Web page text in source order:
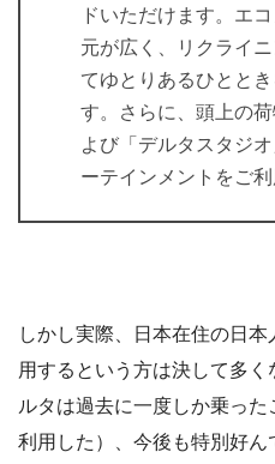
ドいただけます。エ
元が広く、リクライ
てゆとりあるひとと
す。さらに、頭上の
よび「デルタスタジ
ーテインメントをご利
しかし実際、日本在住の日
用するという方は決して多
ルタは過去に一度しか乗っ
利用した）、今後も特別好